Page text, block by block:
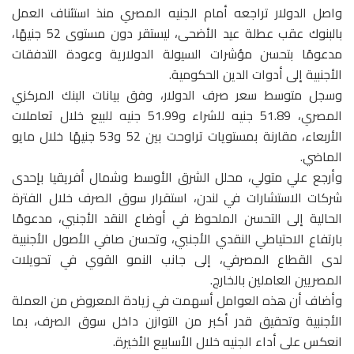
واصل الدولار تراجعه أمام الجنيه المصري منذ استئناف العمل
بالبنوك عقب عطلة عيد الأضحى، ليستقر دون مستوى 52 جنيهًا،
مدعومًا بتحسن مؤشرات السيولة الدولارية وعودة التدفقات
الأجنبية إلى أدوات الدين الحكومية.
وسجل متوسط سعر صرف الدولار، وفق بيانات البنك المركزي
المصري، 51.89 جنيه للشراء و51.99 جنيه للبيع خلال تعاملات
الأربعاء، مقارنة بمستويات تراوحت بين 52 و53 جنيهًا خلال مايو
الماضي.
وأرجع علي متولي، محلل الشرق الأوسط وشمال أفريقيا بإحدى
شركات الاستشارات في لندن، استقرار سوق الصرف خلال الفترة
الحالية إلى التحسن الملحوظ في أوضاع النقد الأجنبي، مدعومًا
بارتفاع الاحتياطي النقدي الأجنبي، وتحسن صافي الأصول الأجنبية
لدى القطاع المصرفي، إلى جانب النمو القوي في تحويلات
المصريين العاملين بالخارج.
وأضاف أن هذه العوامل أسهمت في زيادة المعروض من العملة
الأجنبية وتحقيق قدر أكبر من التوازن داخل سوق الصرف، بما
انعكس على أداء الجنيه خلال الأسابيع الأخيرة.